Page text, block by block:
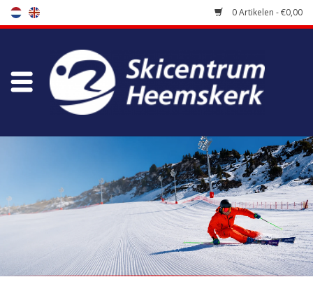
0 Artikelen - €0,00
Winkel
Onderhoud
Koopgidsen